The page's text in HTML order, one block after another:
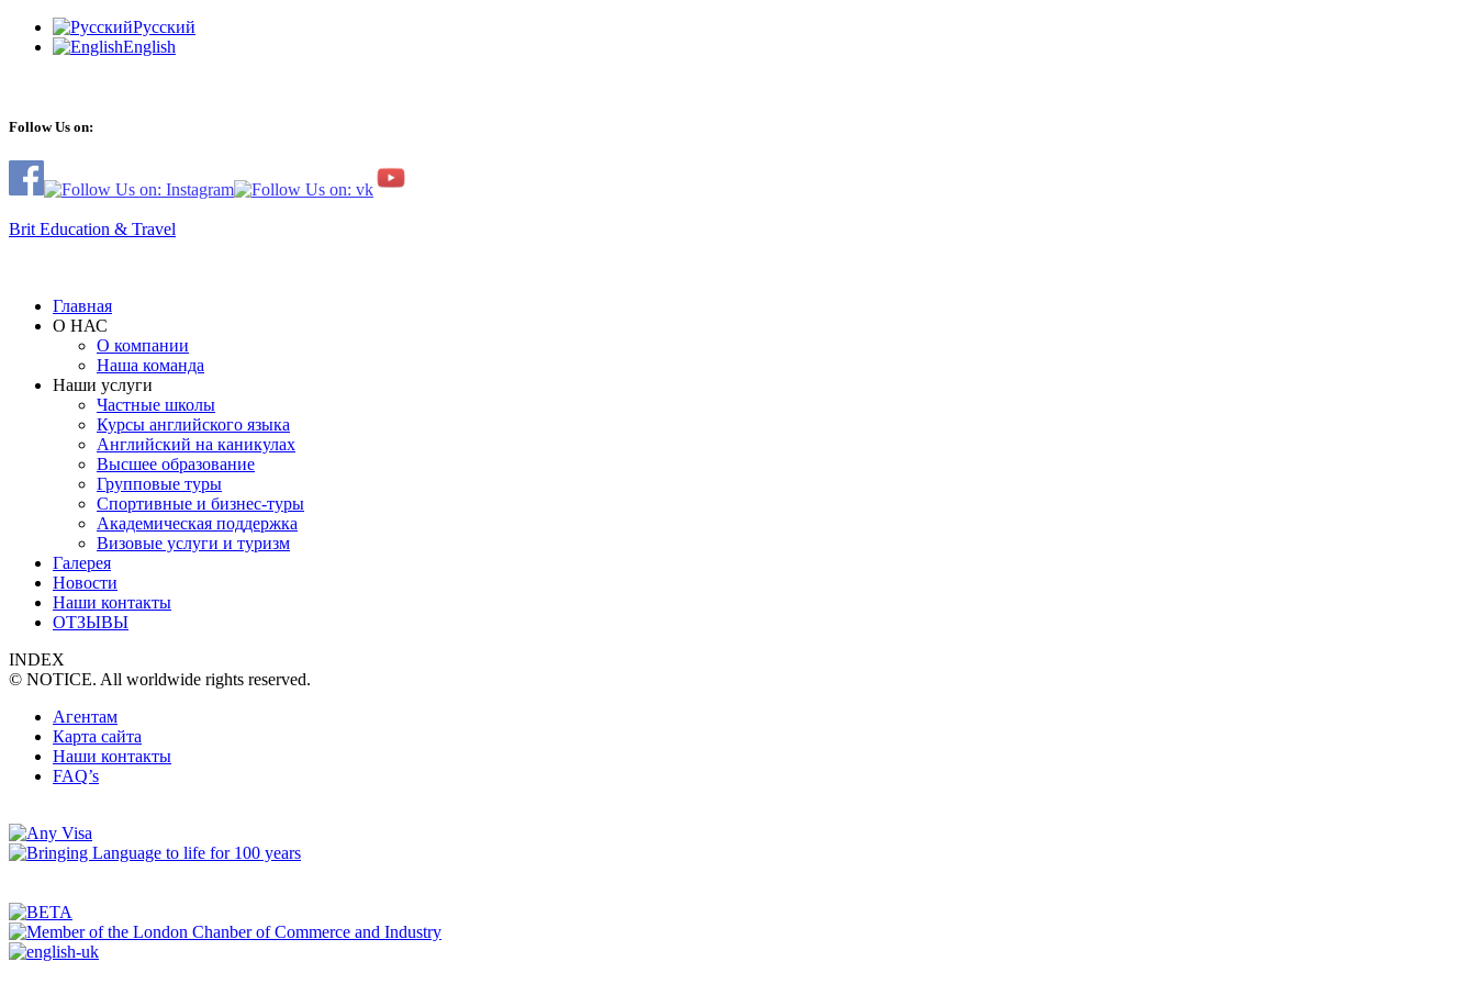
Русский
English
Follow Us on:
Brit Education & Travel
Главная
О НАС
О компании
Наша команда
Наши услуги
Частные школы
Курсы английского языка
Английский на каникулах
Высшее образование
Групповые туры
Спортивные и бизнес-туры
Академическая поддержка
Визовые услуги и туризм
Галерея
Новости
Наши контакты
ОТЗЫВЫ
INDEX
© NOTICE. All worldwide rights reserved.
Агентам
Карта сайта
Наши контакты
FAQ’s